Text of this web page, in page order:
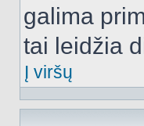
galima
tai leidžia
Į viršų